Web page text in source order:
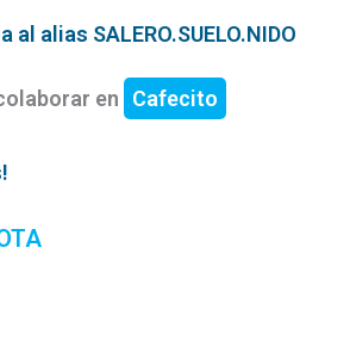
alias SALERO.SUELO.NIDO
en Cafecito